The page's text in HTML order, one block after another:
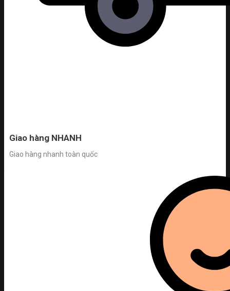
Giao hàng NHANH
Giao hàng nhanh toàn quốc